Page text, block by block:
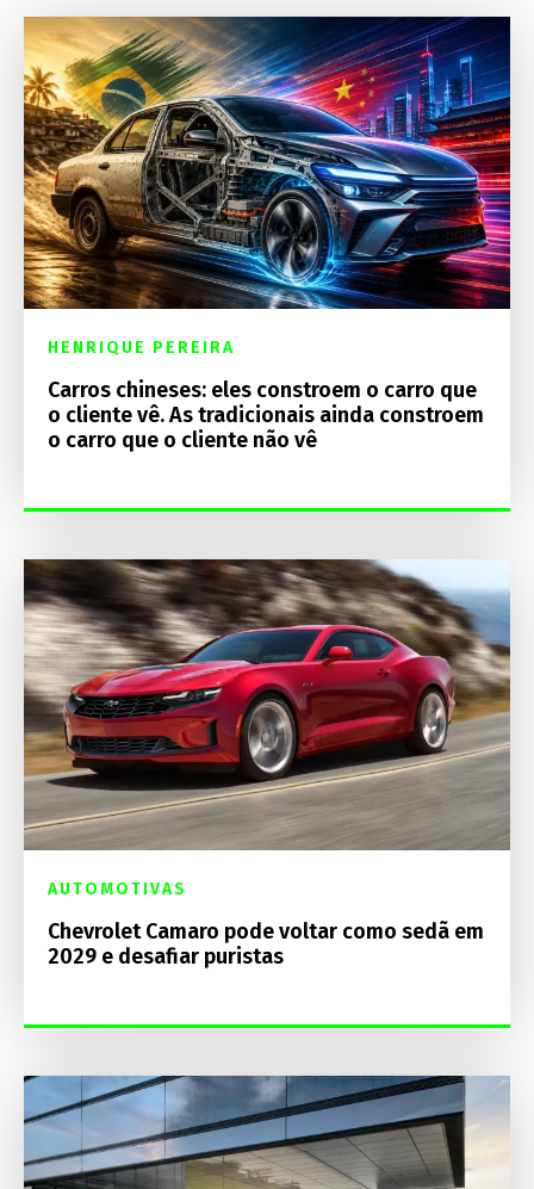
HENRIQUE PEREIRA
Carros chineses: eles constroem o carro que
o cliente vê. As tradicionais ainda constroem
o carro que o cliente não vê
AUTOMOTIVAS
Chevrolet Camaro pode voltar como sedã em
2029 e desafiar puristas